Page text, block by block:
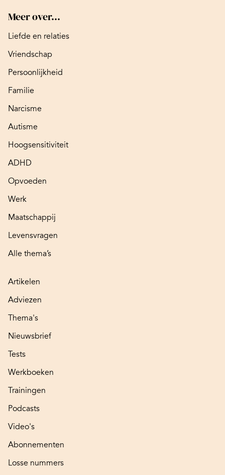
Meer over...
Liefde en relaties
Vriendschap
Persoonlijkheid
Familie
Narcisme
Autisme
Hoogsensitiviteit
ADHD
Opvoeden
Werk
Maatschappij
Levensvragen
Alle thema’s
Artikelen
Adviezen
Thema's
Nieuwsbrief
Tests
Werkboeken
Trainingen
Podcasts
Video's
Abonnementen
Losse nummers